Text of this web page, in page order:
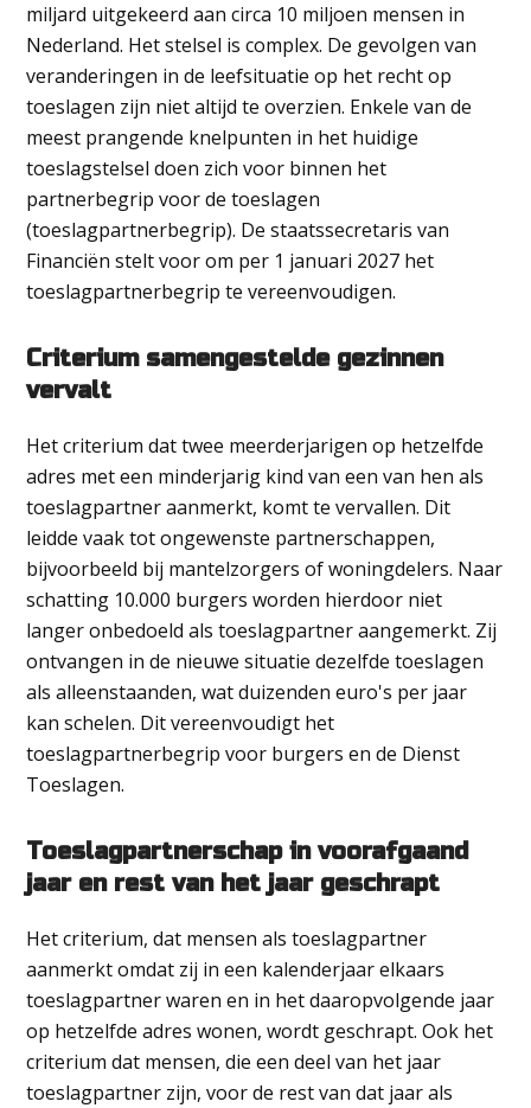
miljard uitgekeerd aan circa 10 miljoen mensen in
Nederland. Het stelsel is complex. De gevolgen van
veranderingen in de leefsituatie op het recht op
toeslagen zijn niet altijd te overzien. Enkele van de
meest prangende knelpunten in het huidige
toeslagstelsel doen zich voor binnen het
partnerbegrip voor de toeslagen
(toeslagpartnerbegrip). De staatssecretaris van
Financiën stelt voor om per 1 januari 2027 het
toeslagpartnerbegrip te vereenvoudigen.
Criterium samengestelde gezinnen
vervalt
Het criterium dat twee meerderjarigen op hetzelfde
adres met een minderjarig kind van een van hen als
toeslagpartner aanmerkt, komt te vervallen. Dit
leidde vaak tot ongewenste partnerschappen,
bijvoorbeeld bij mantelzorgers of woningdelers. Naar
schatting 10.000 burgers worden hierdoor niet
langer onbedoeld als toeslagpartner aangemerkt. Zij
ontvangen in de nieuwe situatie dezelfde toeslagen
als alleenstaanden, wat duizenden euro's per jaar
kan schelen. Dit vereenvoudigt het
toeslagpartnerbegrip voor burgers en de Dienst
Toeslagen.
Toeslagpartnerschap in voorafgaand
jaar en rest van het jaar geschrapt
Het criterium, dat mensen als toeslagpartner
aanmerkt omdat zij in een kalenderjaar elkaars
toeslagpartner waren en in het daaropvolgende jaar
op hetzelfde adres wonen, wordt geschrapt. Ook het
criterium dat mensen, die een deel van het jaar
toeslagpartner zijn, voor de rest van dat jaar als